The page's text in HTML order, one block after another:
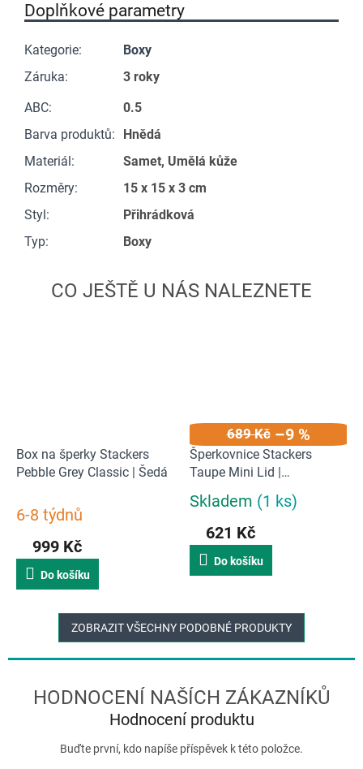
Doplňkové parametry
Kategorie:
Boxy
Záruka:
3 roky
ABC:
0.5
Barva produktů:
Hnědá
Materiál:
Samet, Umělá kůže
Rozměry:
15 x 15 x 3 cm
Styl:
Přihrádková
Typ: Boxy
Box na šperky Stackers
Pebble Grey Classic | Šedá
6-8 týdnů
999 Kč
Do košíku
689 Kč –9 %
Šperkovnice Stackers
Taupe Mini Lid |
Průměrné
produktu
je
5,0
z
hvězdiček.
Skladem (1 ks)
621 Kč
Do košíku
ZOBRAZIT VŠECHNY PODOBNÉ PRODUKTY
Hodnocení produktu
Buďte první, kdo napíše příspěvek k této položce.